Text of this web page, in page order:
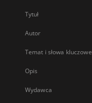
Tytuł
Autor
Temat i słowa kluczowe
Opis
Wydawca